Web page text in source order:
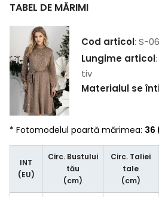
TABEL DE MĂRIMI
Cod articol: S-
Lungime articol
tiv
Materialul se
* Fotomodelul poartă mărimea: 36
INT
(EU)
Circ. Bustului
tău
(cm)
Circ. Taliei
tale
(cm)